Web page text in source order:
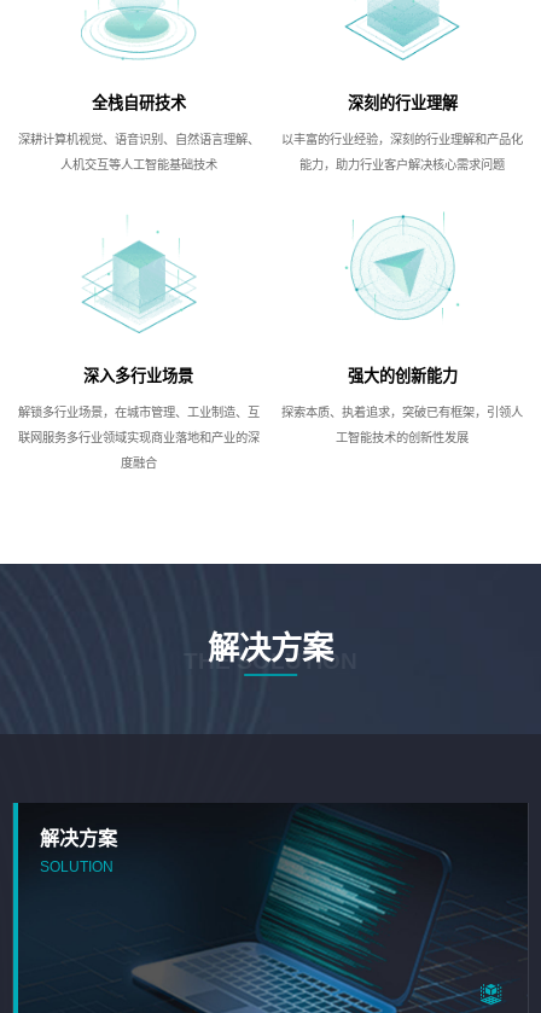
全栈自研技术
深耕计算机视觉、语音识别、自然语言理解、
人机交互等人工智能基础技术
深刻的行业理解
以丰富的行业经验，深刻的行业理解和产品化
能力，助力行业客户解决核心需求问题
深入多行业场景
解锁多行业场景，在城市管理、工业制造、互
联网服务多行业领域实现商业落地和产业的深
度融合
强大的创新能力
探索本质、执着追求，突破已有框架，引领人
工智能技术的创新性发展
解决方案
THE SOLUTION
解决方案
SOLUTION